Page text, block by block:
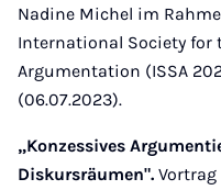
Nadine Michel im
International Society for
Argumentation (ISSA
(06.07.2023).
„Konzessives
Diskursräumen".